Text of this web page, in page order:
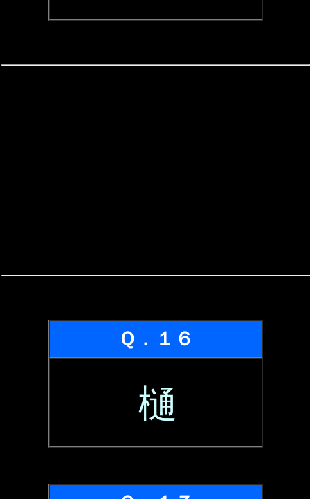
Ｑ．１６
樋